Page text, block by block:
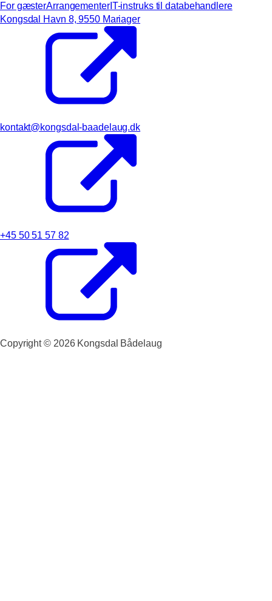
For gæsterArrangementerIT-instruks til databehandlere
Kongsdal Havn 8, 9550 Mariager
kontakt@kongsdal-baadelaug.dk
+45 50 51 57 82
Copyright © 2026Kongsdal Bådelaug